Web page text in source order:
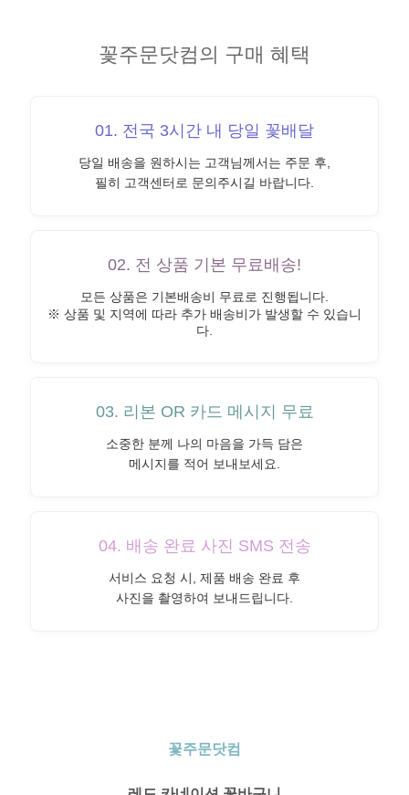
꽃주문닷컴의 구매 혜택
01. 전국 3시간 내 당일 꽃배달
당일 배송을 원하시는 고객님께서는 주문 후,
필히 고객센터로 문의주시길 바랍니다.
02. 전 상품 기본 무료배송!
모든 상품은 기본배송비 무료로 진행됩니다.
※ 상품 및 지역에 따라 추가 배송비가 발생할 수 있습니
다.
03. 리본 OR 카드 메시지 무료
소중한 분께 나의 마음을 가득 담은
메시지를 적어 보내보세요.
04. 배송 완료 사진 SMS 전송
서비스 요청 시, 제품 배송 완료 후
사진을 촬영하여 보내드립니다.
꽃주문닷컴